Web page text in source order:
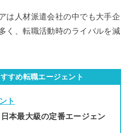
は人材派遣会社の中でも大手企
く、転職活動時のライバルを減
すめ転職エージェント
ト
本最大級の定番エージェン